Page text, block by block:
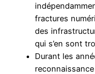
fractures
des
qui s’en sont
Durant les